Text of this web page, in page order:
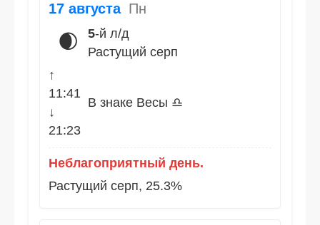
17 августа Пн
🌒 5-й л/д
Растущий серп
↑
11:41
↓
21:23
В знаке Весы ♎
Неблагоприятный день.
Растущий серп, 25.3%